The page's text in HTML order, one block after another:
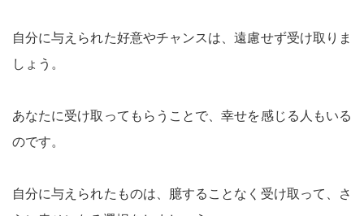
自分に与えられた好意やチャンスは、遠慮せず受け取りま
しょう。
あなたに受け取ってもらうことで、幸せを感じる人もいる
のです。
自分に与えられたものは、臆することなく受け取って、さ